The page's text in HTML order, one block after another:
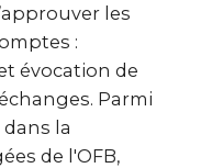
les
:
évocation de
Parmi
la
de l'OFB,